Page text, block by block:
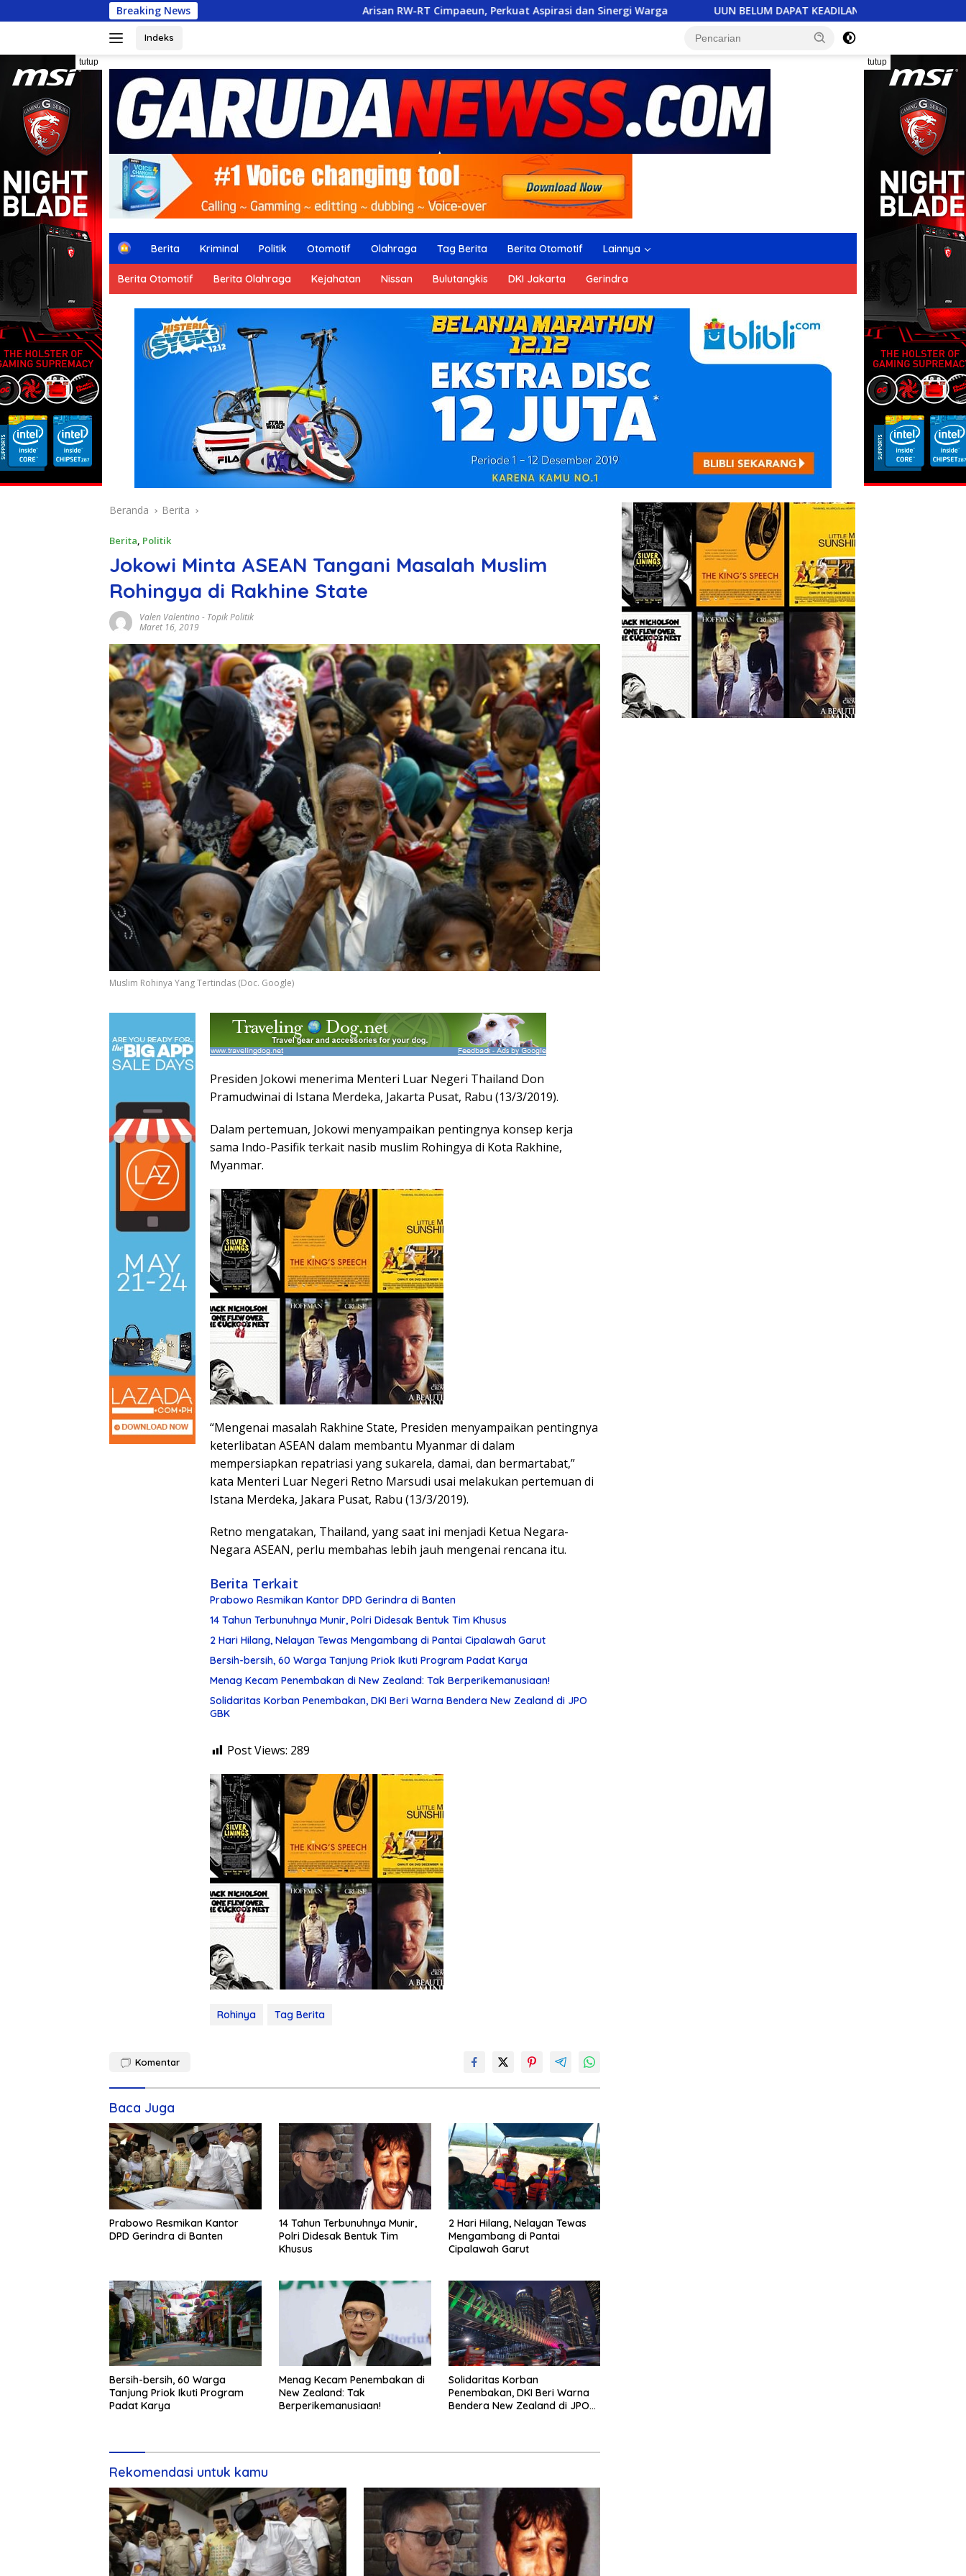
ke
Breaking News Arisan RW-RT Cimpaeun, Perkuat Aspirasi dan Sinergi Warga UUN BELUM DAPAT KEADILAN, FERADI WPI SIAP “GEBER” POLDA BANTEN KE
Indeks
tutup tutup
H
m
e
Berita Kriminal Politik Otomotif Olahraga Tag Berita Berita Otomotif Lainnya
Berita Otomotif Berita Olahraga Kejahatan Nissan Bulutangkis DKI Jakarta Gerindra
Beranda Berita
Berita, Politik
Jokowi Minta ASEAN Tangani Masalah Muslim
Rohingya di Rakhine State
Valen Valentino - Topik Politik
Maret 16, 2019
Muslim Rohinya Yang Tertindas (Doc. Google)
Presiden Jokowi menerima Menteri Luar Negeri Thailand Don
Pramudwinai di Istana Merdeka, Jakarta Pusat, Rabu (13/3/2019).
Dalam pertemuan, Jokowi menyampaikan pentingnya konsep kerja
sama Indo-Pasifik terkait nasib muslim Rohingya di Kota Rakhine,
Myanmar.
“Mengenai masalah Rakhine State, Presiden menyampaikan pentingnya
keterlibatan ASEAN dalam membantu Myanmar di dalam
mempersiapkan repatriasi yang sukarela, damai, dan bermartabat,”
kata Menteri Luar Negeri Retno Marsudi usai melakukan pertemuan di
Istana Merdeka, Jakara Pusat, Rabu (13/3/2019).
Retno mengatakan, Thailand, yang saat ini menjadi Ketua Negara-
Negara ASEAN, perlu membahas lebih jauh mengenai rencana itu.
Berita Terkait
Prabowo Resmikan Kantor DPD Gerindra di Banten
14 Tahun Terbunuhnya Munir, Polri Didesak Bentuk Tim Khusus
2 Hari Hilang, Nelayan Tewas Mengambang di Pantai Cipalawah Garut
Bersih-bersih, 60 Warga Tanjung Priok Ikuti Program Padat Karya
Menag Kecam Penembakan di New Zealand: Tak Berperikemanusiaan!
Solidaritas Korban Penembakan, DKI Beri Warna Bendera New Zealand di JPO
GBK
Post Views: 289
Rohinya Tag Berita
Komentar
Baca Juga
Prabowo Resmikan Kantor
DPD Gerindra di Banten
14 Tahun Terbunuhnya Munir,
Polri Didesak Bentuk Tim
Khusus
2 Hari Hilang, Nelayan Tewas
Mengambang di Pantai
Cipalawah Garut
Bersih-bersih, 60 Warga
Tanjung Priok Ikuti Program
Padat Karya
Menag Kecam Penembakan di
New Zealand: Tak
Berperikemanusiaan!
Solidaritas Korban
Penembakan, DKI Beri Warna
Bendera New Zealand di JPO
Rekomendasi untuk kamu